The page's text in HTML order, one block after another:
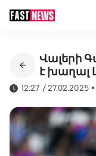
Վալերի
է խաղալ
12:27 / 27.02.2025